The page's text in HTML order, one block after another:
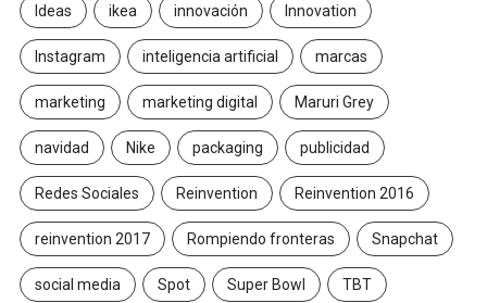
Ideas ikea innovación Innovation
Instagram inteligencia artificial marcas
marketing marketing digital Maruri Grey
navidad Nike packaging publicidad
Redes Sociales Reinvention Reinvention 2016
reinvention 2017 Rompiendo fronteras Snapchat
social media Spot Super Bowl TBT